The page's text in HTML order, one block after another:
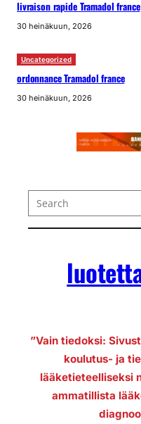
livraison rapide Tramadol france
30 heinäkuun, 2026
Uncategorized
ordonnance Tramadol france
30 heinäkuun, 2026
Search
”Vain tiedoksi:
koulutus- ja
lääketieteelliseksi
ammatillista